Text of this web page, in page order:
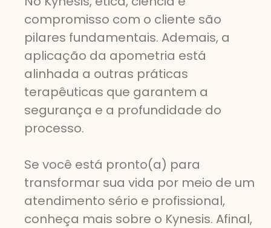
compromisso com o cliente são
pilares fundamentais. Ademais, a
aplicação da apometria está
alinhada a outras práticas
terapêuticas que garantem a
segurança e a profundidade do
processo.
Se você está pronto(a) para
transformar sua vida por meio de um
atendimento sério e profissional,
conheça mais sobre o Kynesis. Afinal,